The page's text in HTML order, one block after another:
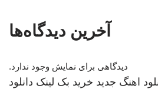
آخرین دیدگاه‌ها
دیدگاهی برای نمایش وجود ندارد.
اهنگ جدید خرید بک لینک دانلود